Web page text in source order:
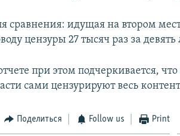
сравнения: идущая на втором
цензуры 27 тысяч раз за девять
при этом подчеркивается,
сами цензурируют весь
Поделиться Follow us Print